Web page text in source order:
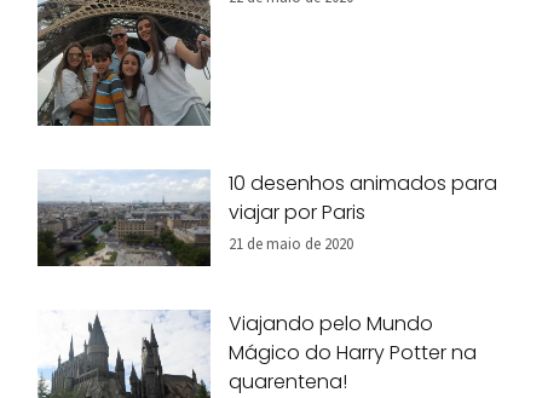
10 desenhos animados para
viajar por Paris
21 de maio de 2020
Viajando pelo Mundo
Mágico do Harry Potter na
quarentena!